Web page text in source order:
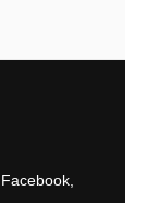
Facebook,